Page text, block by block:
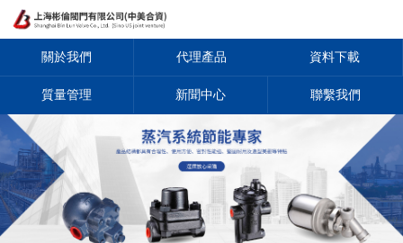
關於我們 代理產品 資料下載
質量管理 新聞中心 聯繫我們